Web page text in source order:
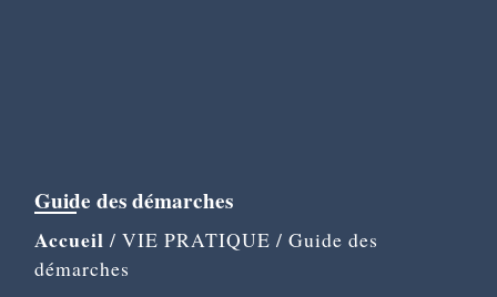
Guide des démarches
Accueil / VIE PRATIQUE / Guide des
démarches